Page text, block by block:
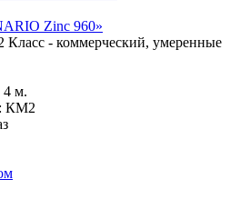
Zinc 960»
Класс - коммерческий, умеренные
4 м.
КМ2